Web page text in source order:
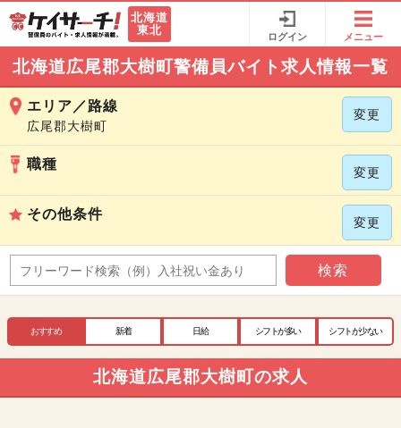
北海道
東北
ログイン メニュー
北海道広尾郡大樹町警備員バイト求人情報一覧
エリア／路線
広尾郡大樹町
変更
職種
変更
その他条件
変更
検索
おすすめ 新着 日給 シフトが多い シフトが少ない
北海道広尾郡大樹町の求人